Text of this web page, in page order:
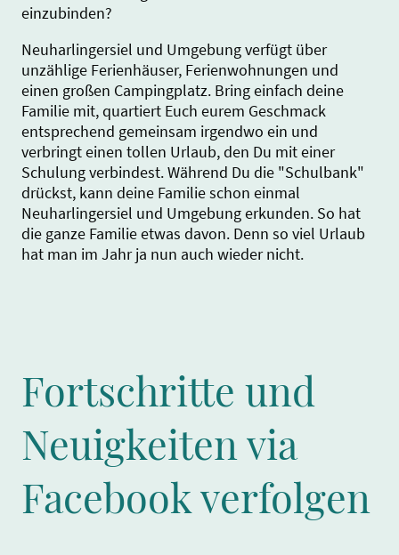
einzubinden?
Neuharlingersiel und Umgebung verfügt über
unzählige Ferienhäuser, Ferienwohnungen und
einen großen Campingplatz. Bring einfach deine
Familie mit, quartiert Euch eurem Geschmack
entsprechend gemeinsam irgendwo ein und
verbringt einen tollen Urlaub, den Du mit einer
Schulung verbindest. Während Du die "Schulbank"
drückst, kann deine Familie schon einmal
Neuharlingersiel und Umgebung erkunden. So hat
die ganze Familie etwas davon. Denn so viel Urlaub
hat man im Jahr ja nun auch wieder nicht.
Fortschritte und
Neuigkeiten via
Facebook verfolgen